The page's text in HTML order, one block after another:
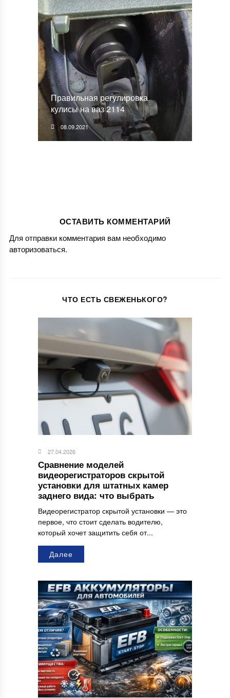
Правильная регулировка
кулисы на ваз 2114
08.09.2021
ОСТАВИТЬ КОММЕНТАРИЙ
Для отправки комментария вам необходимо
авторизоваться.
ЧТО ЕСТЬ СВЕЖЕНЬКОГО?
27.04.2026
Сравнение моделей
видеорегистраторов скрытой
установки для штатных камер
заднего вида: что выбрать
Видеорегистратор скрытой установки — это
первое, что стоит сделать водителю,
который хочет защитить себя от...
Далее